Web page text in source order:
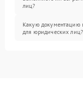
лиц?
Какую документацию
для юридических лиц?